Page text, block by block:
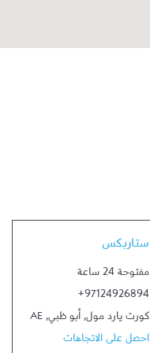
ستاربكس
مفتوحة 24 ساعة
+97124926894
كورت يارد مول, أبو ظبي,
AE
احصل على الاتجاهات